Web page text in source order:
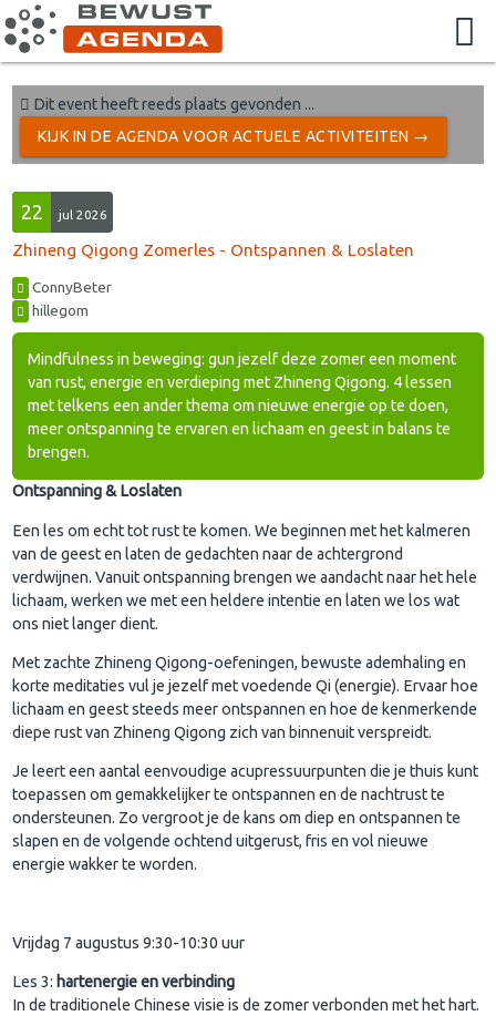
Dit event heeft reeds plaats gevonden ...
KIJK IN DE AGENDA VOOR ACTUELE ACTIVITEITEN →
22 jul 2026
Zhineng Qigong Zomerles - Ontspannen & Loslaten
ConnyBeter
hillegom
Mindfulness in beweging: gun jezelf deze zomer een moment
van rust, energie en verdieping met Zhineng Qigong. 4 lessen
met telkens een ander thema om nieuwe energie op te doen,
meer ontspanning te ervaren en lichaam en geest in balans te
brengen.
Ontspanning & Loslaten
Een les om echt tot rust te komen. We beginnen met het kalmeren
van de geest en laten de gedachten naar de achtergrond
verdwijnen. Vanuit ontspanning brengen we aandacht naar het hele
lichaam, werken we met een heldere intentie en laten we los wat
ons niet langer dient.
Met zachte Zhineng Qigong-oefeningen, bewuste ademhaling en
korte meditaties vul je jezelf met voedende Qi (energie). Ervaar hoe
lichaam en geest steeds meer ontspannen en hoe de kenmerkende
diepe rust van Zhineng Qigong zich van binnenuit verspreidt.
Je leert een aantal eenvoudige acupressuurpunten die je thuis kunt
toepassen om gemakkelijker te ontspannen en de nachtrust te
ondersteunen. Zo vergroot je de kans om diep en ontspannen te
slapen en de volgende ochtend uitgerust, fris en vol nieuwe
energie wakker te worden.
Vrijdag 7 augustus 9:30-10:30 uur
Les 3: hartenergie en verbinding
In de traditionele Chinese visie is de zomer verbonden met het hart.